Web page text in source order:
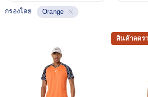
กรองโดย Orange
สินค้าลดร